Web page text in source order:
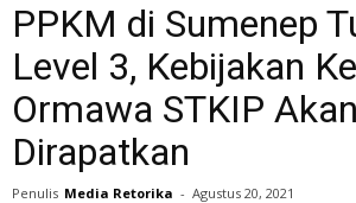
PPKM di Sumenep
Level 3, Kebijakan
Ormawa STKIP Akan
Dirapatkan
Penulis Media Retorika - Agustus 20, 2021